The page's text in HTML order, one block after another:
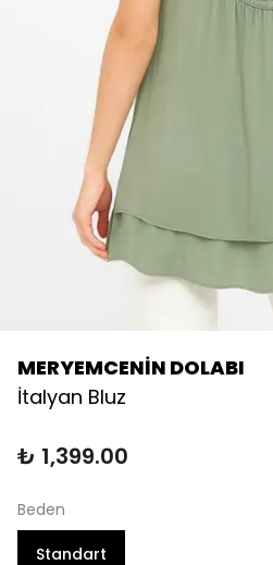
MERYEMCENİN DOLABI
İtalyan Bluz
₺ 1,399.00
Beden
Standart